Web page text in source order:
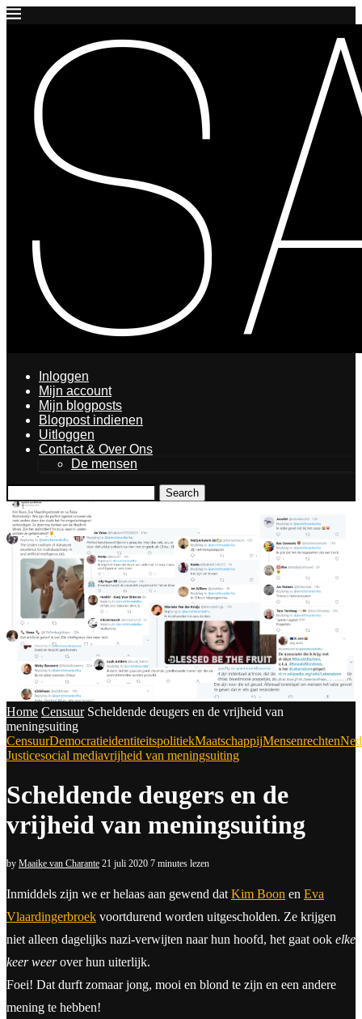
Inloggen
Mijn account
Mijn blogposts
Blogpost indienen
Uitloggen
Contact & Over Ons
De mensen
Search
Home Censuur Scheldende deugers en de vrijheid van
meningsuiting
CensuurDemocratieidentiteitspolitiekMaatschappijMensenrechten
Justicesocial mediavrijheid van meningsuiting
Scheldende deugers en de
vrijheid van meningsuiting
by Maaike van Charante 21 juli 2020 7 minutes lezen
Inmiddels zijn we er helaas aan gewend dat Kim Boon en Eva
Vlaardingerbroek voortdurend worden uitgescholden. Ze krijgen
niet alleen dagelijks nazi-verwijten naar hun hoofd, het gaat ook elke
keer weerover hun uiterlijk.
Foei! Dat durft zomaar jong, mooi en blond te zijn en een andere
mening te hebben!